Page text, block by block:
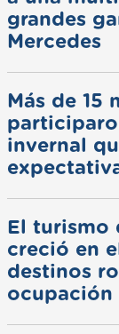
grandes
Mercedes
Más de 15
invernal
El turismo
creció en
destinos
ocupación